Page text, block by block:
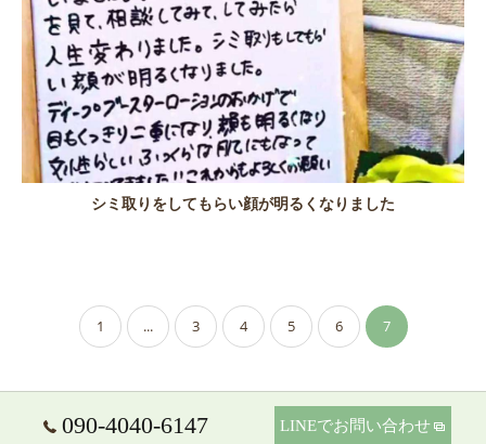
シミ取りをしてもらい顔が明るくなりました
1 ... 3 4 5 6 7
090-4040-6147 LINEでお問い合わせ